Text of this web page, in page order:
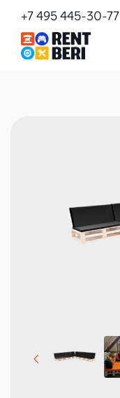
+7 495 445-30-77